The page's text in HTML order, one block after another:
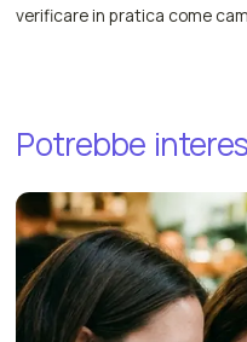
verificare in pratica come
Potrebbe